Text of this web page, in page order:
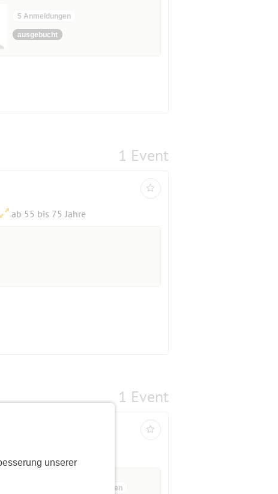
unserer
5 Anmeldungen
ausgebucht
1 Event
ab 55 bis 75 Jahre
1 Event
10 Anmeldungen